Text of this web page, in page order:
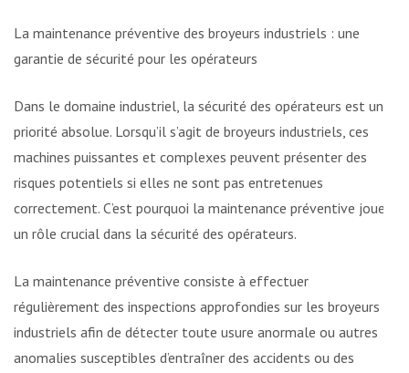
La maintenance préventive des broyeurs industriels : une
garantie de sécurité pour les opérateurs
Dans le domaine industriel, la sécurité des opérateurs est une
priorité absolue. Lorsqu’il s’agit de broyeurs industriels, ces
machines puissantes et complexes peuvent présenter des
risques potentiels si elles ne sont pas entretenues
correctement. C’est pourquoi la maintenance préventive joue
un rôle crucial dans la sécurité des opérateurs.
La maintenance préventive consiste à effectuer
régulièrement des inspections approfondies sur les broyeurs
industriels afin de détecter toute usure anormale ou autres
anomalies susceptibles d’entraîner des accidents ou des